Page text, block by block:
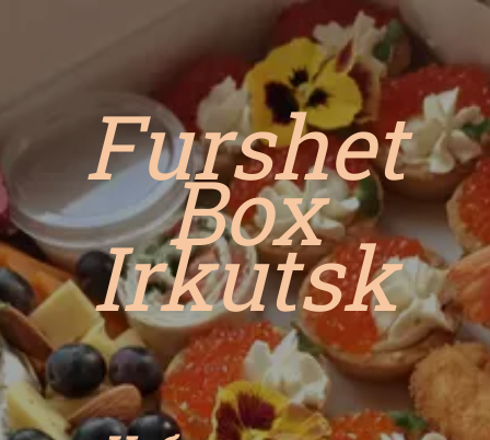
Furshet
Box
Irkutsk